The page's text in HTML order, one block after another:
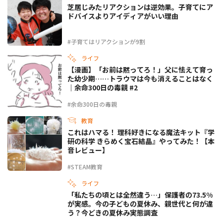
#子育てはリアクションが9割
芝居じみたリアクションは逆効果。子育てにア
ドバイスよりアイディアがいい理由
ライフ
#余命300日の毒親
【漫画】「お前は黙ってろ！」父に怯えて育っ
た幼少期……トラウマは今も消えることはなく
｜余命300日の毒親 #2
教育
#STEAM教育
これはハマる！ 理科好きになる魔法キット『学
研の科学 きらめく宝石結晶』やってみた！【本
音レビュー】
ライフ
「私たちの頃とは全然違う…」保護者の73.5%
が実感。今の子どもの夏休み、親世代と何が違
う？今どきの夏休み実態調査